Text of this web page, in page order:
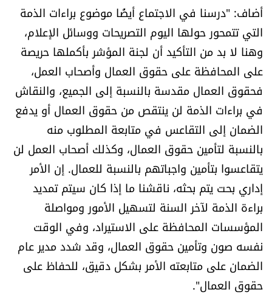
منوّعات
حظّك اليوم
للتاريخ
فيديو
من نحن
للتواصل معنا
شروط الاستخدام
شروط الإشتراك
أضاف: "درسنا في الاجتماع أيضًا موضوع براءات الذمة
التي تتمحور حولها اليوم التصريحات ووسائل الإعلام،
وهنا لا بد من التأكيد أن لجنة المؤشر بأكملها حريصة
على المحافظة على حقوق العمال وأصحاب العمل،
فحقوق العمال مقدسة بالنسبة إلى الجميع، والنقاش
في براءات الذمة لن ينتقص من حقوق العمال أو يدفع
الضمان إلى التقاعس في متابعة المطلوب منه
بالنسبة لتأمين حقوق العمال، وكذلك أصحاب العمل لن
يتقاعسوا بتأمين واجباتهم بالنسبة للعمال. إن الأمر
إداري بحت يتم بحثه، ناقشنا ما إذا كان سيتم تمديد
براءة الذمة لآخر السنة لتسهيل الأمور ومواصلة
المؤسسات المحافظة على الاستيراد، وفي الوقت
نفسه صون وتأمين حقوق العمال، وقد شدد مدير عام
الضمان على متابعته الأمر بشكل دقيق، للحفاظ على
حقوق العمال".